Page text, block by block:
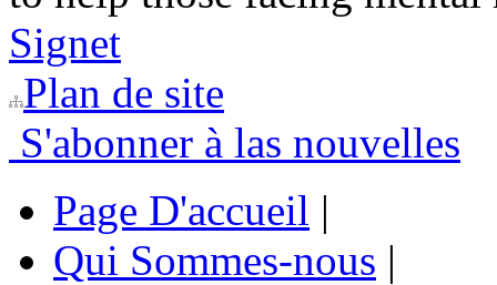
Signet
Plan de site
S'abonner à las nouvelles
Page D'accueil |
Qui Sommes-nous |